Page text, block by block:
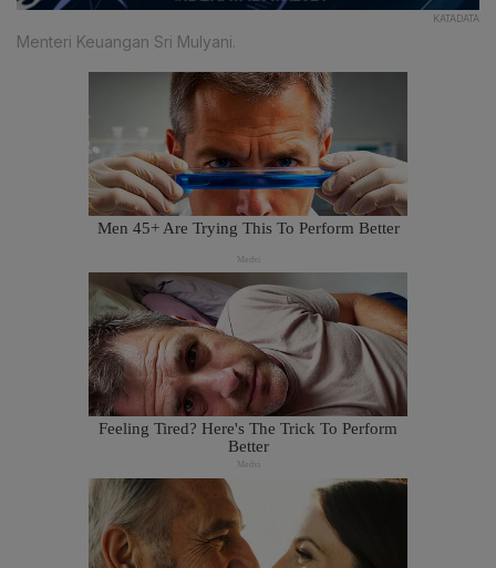
KATADATA
Menteri Keuangan Sri Mulyani.